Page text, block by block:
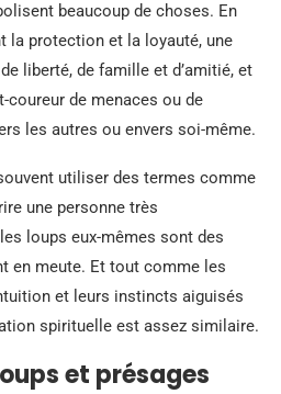
beaucoup de choses. En
la protection et la loyauté, une
liberté, de famille et d’amitié, et
coureur de menaces ou de
les autres ou envers soi-même.
utiliser des termes comme
une personne très
loups eux-mêmes sont des
en meute. Et tout comme les
et leurs instincts aiguisés
spirituelle est assez similaire.
et présages